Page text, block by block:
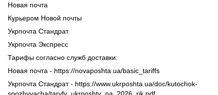
Новая почта
Курьером Новой почты
Укрпочта Стандрат
Укрпочта Экспресс
Тарифы согласно служб доставки:
Новая почта - https://novaposhta.ua/basic_tariffs
Укрпочта Стандрат - https://www.ukrposhta.ua/doc/kutochok-
spozhyvacha/taryfy_ukrposhty_na_2026_rik.pdf